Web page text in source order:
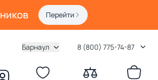
Перейти
Барнаул 8 (800) 775-74-87